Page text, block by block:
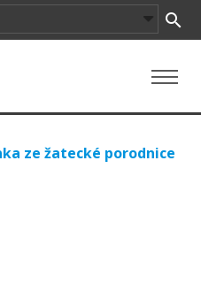
ze žatecké porodnice